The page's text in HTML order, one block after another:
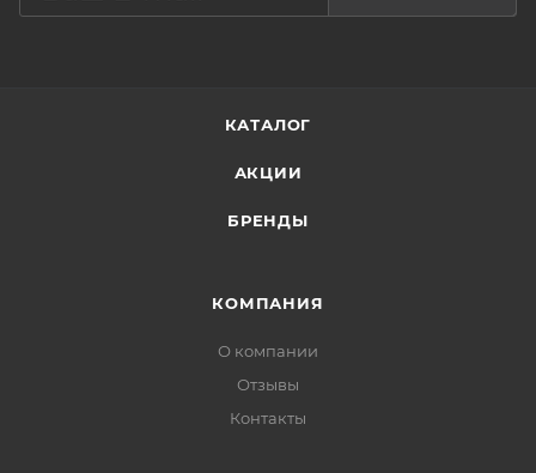
КАТАЛОГ
АКЦИИ
БРЕНДЫ
КОМПАНИЯ
О компании
Отзывы
Контакты